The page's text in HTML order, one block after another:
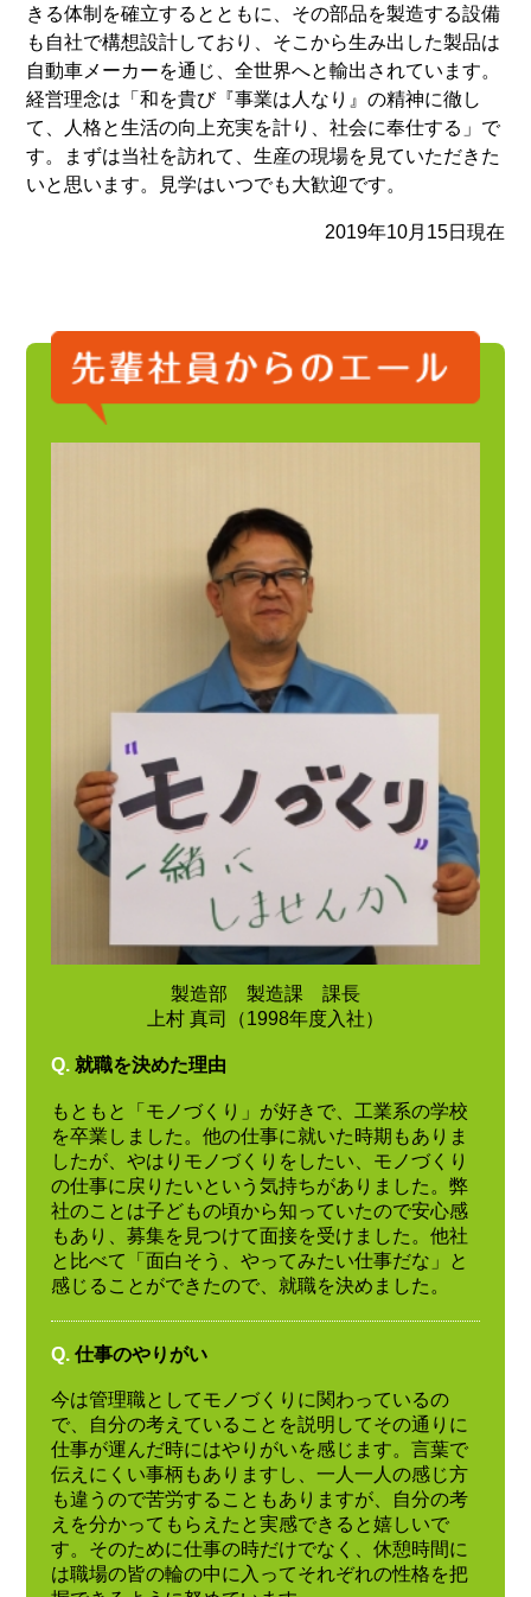
きる体制を確立するとともに、その部品を製造する設備
も自社で構想設計しており、そこから生み出した製品は
自動車メーカーを通じ、全世界へと輸出されています。
経営理念は「和を貴び『事業は人なり』の精神に徹し
て、人格と生活の向上充実を計り、社会に奉仕する」で
す。まずは当社を訪れて、生産の現場を見ていただきた
いと思います。見学はいつでも大歓迎です。
2019年10月15日現在
製造部 製造課 課長
上村 真司（1998年度入社）
Q. 就職を決めた理由
もともと「モノづくり」が好きで、工業系の学校
を卒業しました。他の仕事に就いた時期もありま
したが、やはりモノづくりをしたい、モノづくり
の仕事に戻りたいという気持ちがありました。弊
社のことは子どもの頃から知っていたので安心感
もあり、募集を見つけて面接を受けました。他社
と比べて「面白そう、やってみたい仕事だな」と
感じることができたので、就職を決めました。
Q. 仕事のやりがい
今は管理職としてモノづくりに関わっているの
で、自分の考えていることを説明してその通りに
仕事が運んだ時にはやりがいを感じます。言葉で
伝えにくい事柄もありますし、一人一人の感じ方
も違うので苦労することもありますが、自分の考
えを分かってもらえたと実感できると嬉しいで
す。そのために仕事の時だけでなく、休憩時間に
は職場の皆の輪の中に入ってそれぞれの性格を把